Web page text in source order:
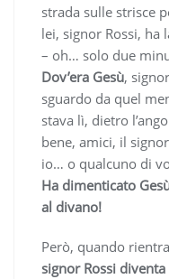
strada sulle strisce
lei, signor Rossi, ha
– oh… solo due
Dov’era Gesù,
sguardo da quel
stava lì, dietro
bene, amici, il
io… o qualcuno di
Ha dimenticato
al divano!
Però, quando
signor Rossi